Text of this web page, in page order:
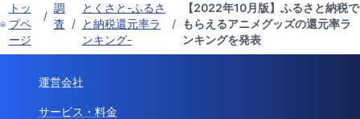
トッ
プペ
ージ
/
調
査 /
とくさと-ふるさ
と納税還元率ラ
ンキング-
/
【2022年10月版】ふるさと納税で
もらえるアニメグッズの還元率ラ
ンキングを発表
運営会社
サービス・料金